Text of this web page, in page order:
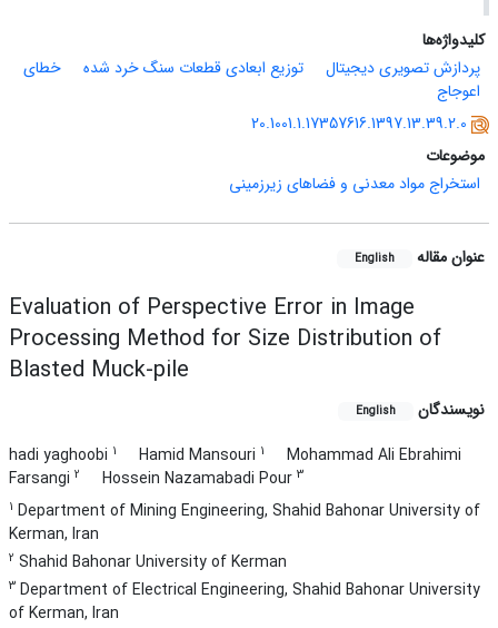
کلیدواژه‌ها
پردازش تصویری دیجیتال
توزیع ابعادی قطعات سنگ خرد شده
خطای
اعوجاج
20.1001.1.17357616.1397.13.39.2.0
موضوعات
استخراج مواد معدنی و فضاهای زیرزمینی
عنوان مقاله English
Evaluation of Perspective Error in Image
Processing Method for Size Distribution of
Blasted Muck-pile
نویسندگان English
hadi yaghoobi 1 Hamid Mansouri 1
Mohammad Ali Ebrahimi
Farsangi 2 Hossein Nazamabadi Pour 3
1 Department of Mining Engineering, Shahid Bahonar University of
Kerman, Iran
2 Shahid Bahonar University of Kerman
3 Department of Electrical Engineering, Shahid Bahonar University
of Kerman, Iran